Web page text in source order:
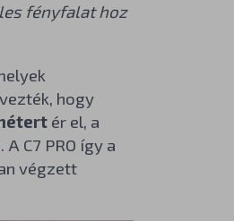
fényfalat hoz
hogy
ér el, a
C7 PRO így a
végzett